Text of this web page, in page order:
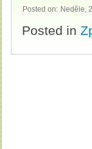
Posted on: Neděle,
Posted in